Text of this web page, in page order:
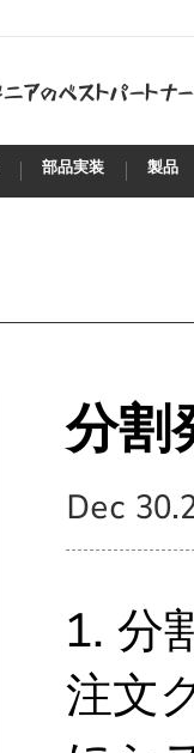
部品実装 製品
分割
Dec
1. 分
注文